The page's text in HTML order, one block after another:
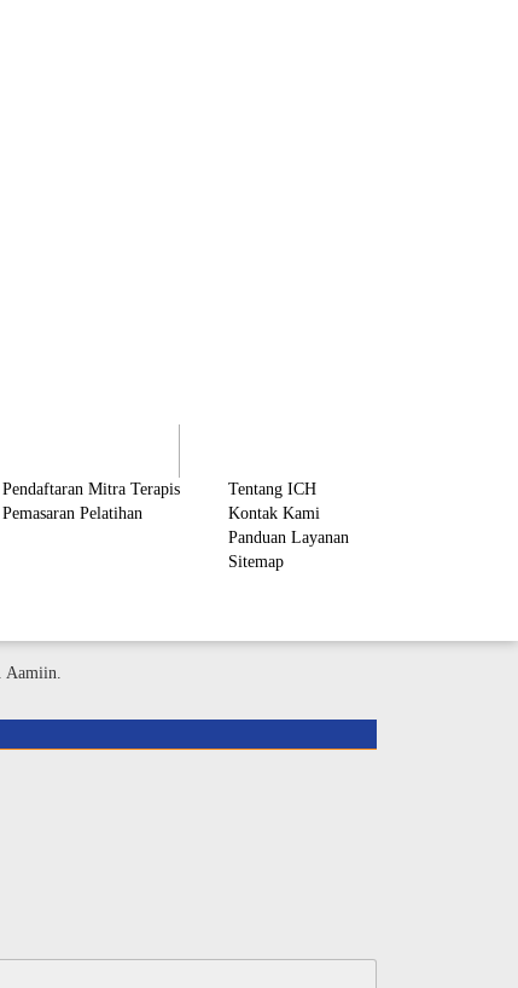
Pendaftaran Mitra Terapis
Pemasaran Pelatihan
Tentang ICH
Kontak Kami
Panduan Layanan
Sitemap
Aamiin.